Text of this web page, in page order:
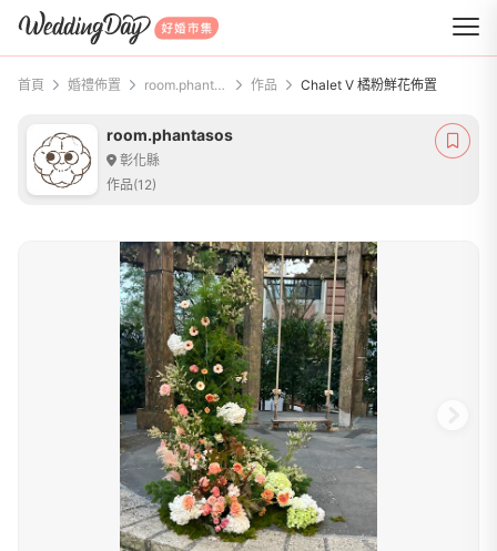
WeddingDay 好婚市集
首頁 婚禮佈置 room.phantasos 作品 Chalet V 橘粉鮮花佈置
room.phantasos
彰化縣
作品(12)